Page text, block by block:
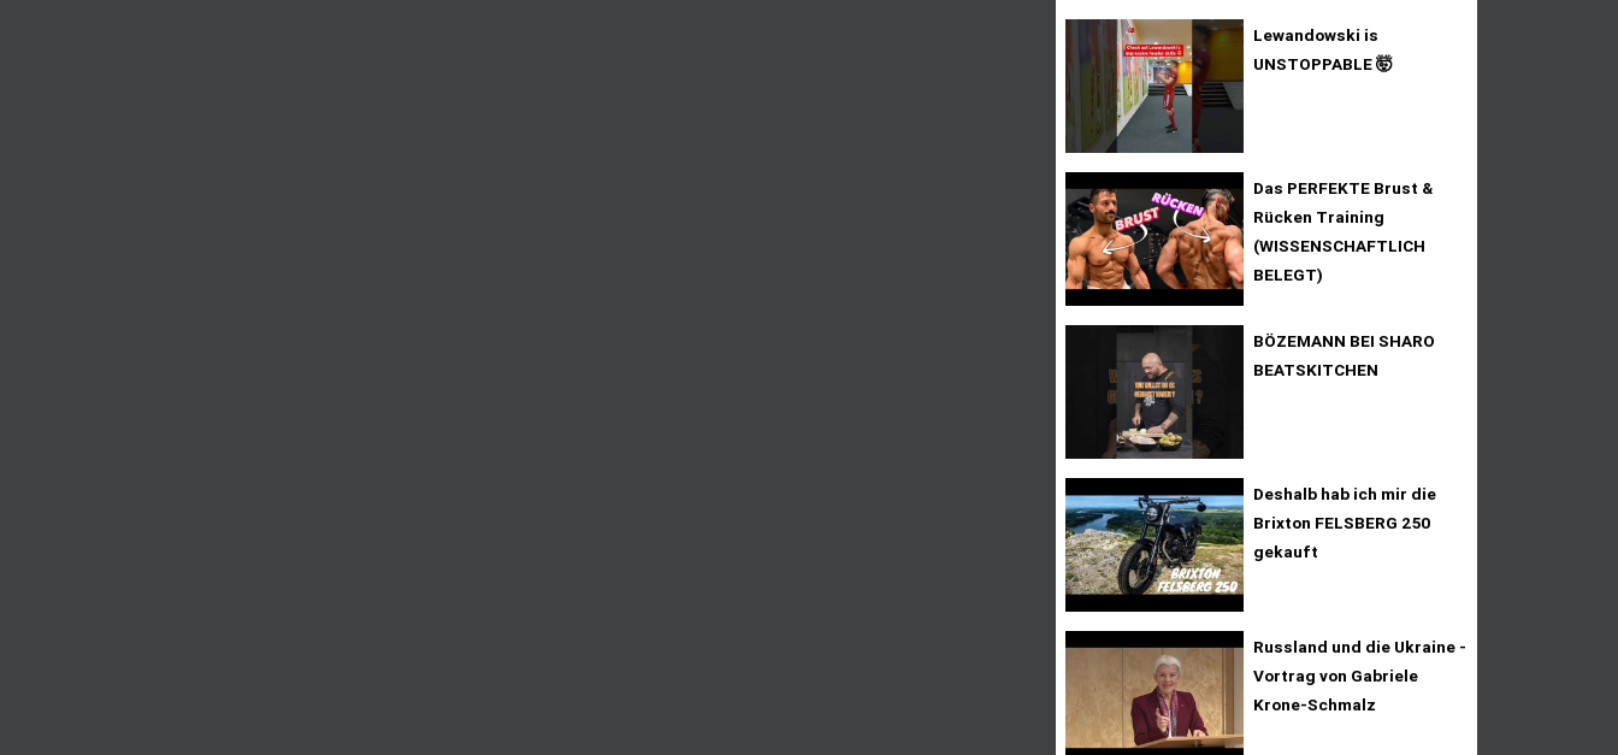
Lewandowski is
UNSTOPPABLE 🤯
Das PERFEKTE Brust &
Rücken Training
(WISSENSCHAFTLICH
BELEGT)
BÖZEMANN BEI SHARO
BEATSKITCHEN
Deshalb hab ich mir die
Brixton FELSBERG 250
gekauft
Russland und die Ukraine -
Vortrag von Gabriele
Krone-Schmalz